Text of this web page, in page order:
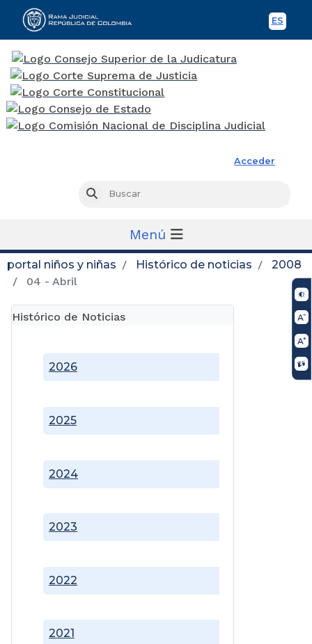
ES
Acceder
Buscar
Menú
portal niños y niñas Histórico de noticias
2008
04 - Abril
Histórico de Noticias
2021
2022
2023
2024
2025
2026